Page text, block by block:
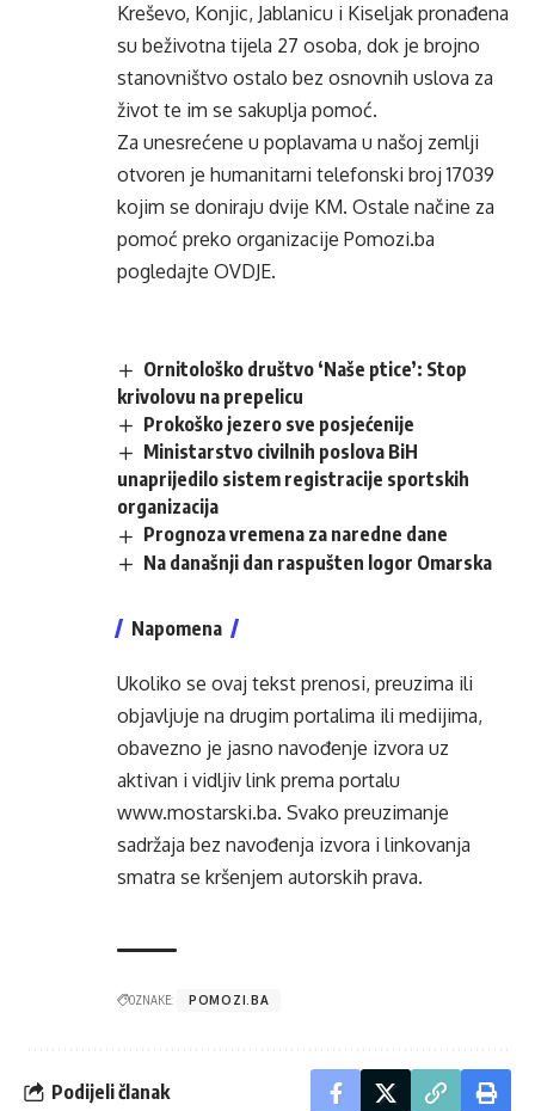
Kreševo, Konjic, Jablanicu i Kiseljak pronađena
su beživotna tijela 27 osoba, dok je brojno
stanovništvo ostalo bez osnovnih uslova za
život te im se sakuplja pomoć.
Za unesrećene u poplavama u našoj zemlji
otvoren je humanitarni telefonski broj 17039
kojim se doniraju dvije KM. Ostale načine za
pomoć preko organizacije Pomozi.ba
pogledajte OVDJE.
Ornitološko društvo ‘Naše ptice’: Stop
krivolovu na prepelicu
Prokoško jezero sve posjećenije
Ministarstvo civilnih poslova BiH
unaprijedilo sistem registracije sportskih
organizacija
Prognoza vremena za naredne dane
Na današnji dan raspušten logor Omarska
Napomena
Ukoliko se ovaj tekst prenosi, preuzima ili
objavljuje na drugim portalima ili medijima,
obavezno je jasno navođenje izvora uz
aktivan i vidljiv link prema portalu
www.mostarski.ba. Svako preuzimanje
sadržaja bez navođenja izvora i linkovanja
smatra se kršenjem autorskih prava.
OZNAKE: POMOZI.BA
Podijeli članak